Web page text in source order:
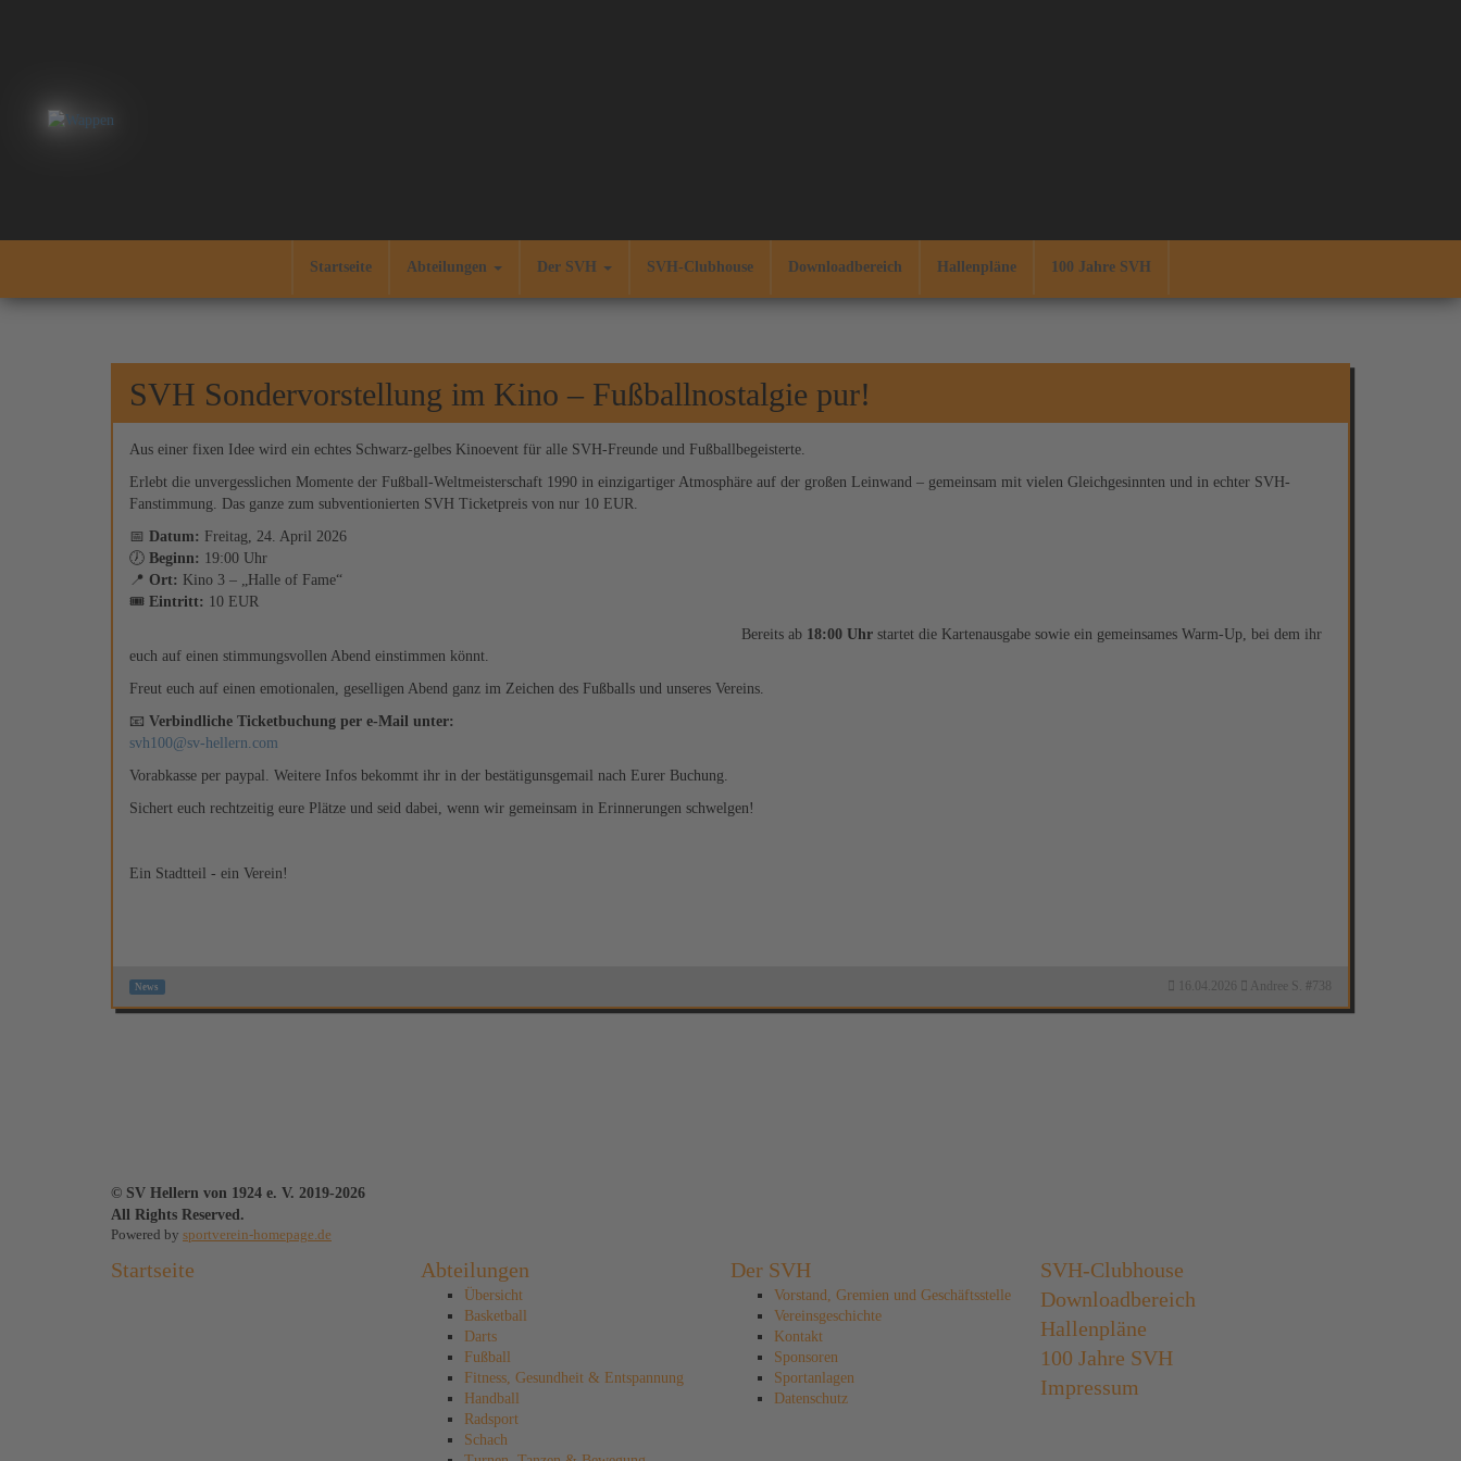
Startseite Abteilungen Der SVH SVH-Clubhouse Downloadbereich Hallenpläne 100 Jahre SVH
SVH Sondervorstellung im Kino – Fußballnostalgie pur!
Aus einer fixen Idee wird ein echtes Schwarz-gelbes Kinoevent für alle SVH-Freunde und Fußballbegeisterte.
Erlebt die unvergesslichen Momente der Fußball-Weltmeisterschaft 1990 in einzigartiger Atmosphäre auf der großen Leinwand – gemeinsam mit vielen Gleichgesinnten und in echter SVH-
Fanstimmung. Das ganze zum subventionierten SVH Ticketpreis von nur 10 EUR.
📅 Datum: Freitag, 24. April 2026
🕖 Beginn: 19:00 Uhr
📍 Ort: Kino 3 – „Halle of Fame“
🎟️ Eintritt: 10 EUR
Bereits ab 18:00 Uhr startet die Kartenausgabe sowie ein gemeinsames Warm-Up, bei dem ihr
euch auf einen stimmungsvollen Abend einstimmen könnt.
Freut euch auf einen emotionalen, geselligen Abend ganz im Zeichen des Fußballs und unseres Vereins.
📧 Verbindliche Ticketbuchung per e-Mail unter:
svh100@sv-hellern.com
Vorabkasse per paypal. Weitere Infos bekommt ihr in der bestätigunsgemail nach Eurer Buchung.
Sichert euch rechtzeitig eure Plätze und seid dabei, wenn wir gemeinsam in Erinnerungen schwelgen!
Ein Stadtteil - ein Verein!
News 16.04.2026 Andree S. #738
© SV Hellern von 1924 e. V. 2019-2026
All Rights Reserved.
Powered by sportverein-homepage.de
Startseite Abteilungen
Übersicht
Basketball
Darts
Fußball
Fitness, Gesundheit & Entspannung
Handball
Radsport
Schach
Der SVH
Vorstand, Gremien und Geschäftsstelle
Vereinsgeschichte
Kontakt
Sponsoren
Sportanlagen
Datenschutz
SVH-Clubhouse
Downloadbereich
Hallenpläne
100 Jahre SVH
Impressum